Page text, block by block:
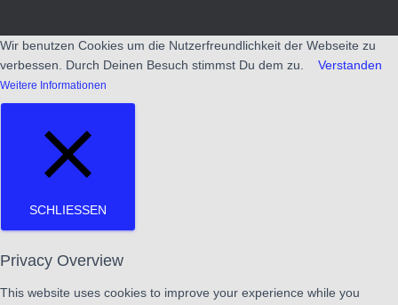
Wir benutzen Cookies um die Nutzerfreundlichkeit der Webseite zu
verbessen. Durch Deinen Besuch stimmst Du dem zu. Verstanden
Weitere Informationen
SCHLIESSEN
Privacy Overview
This website uses cookies to improve your experience while you